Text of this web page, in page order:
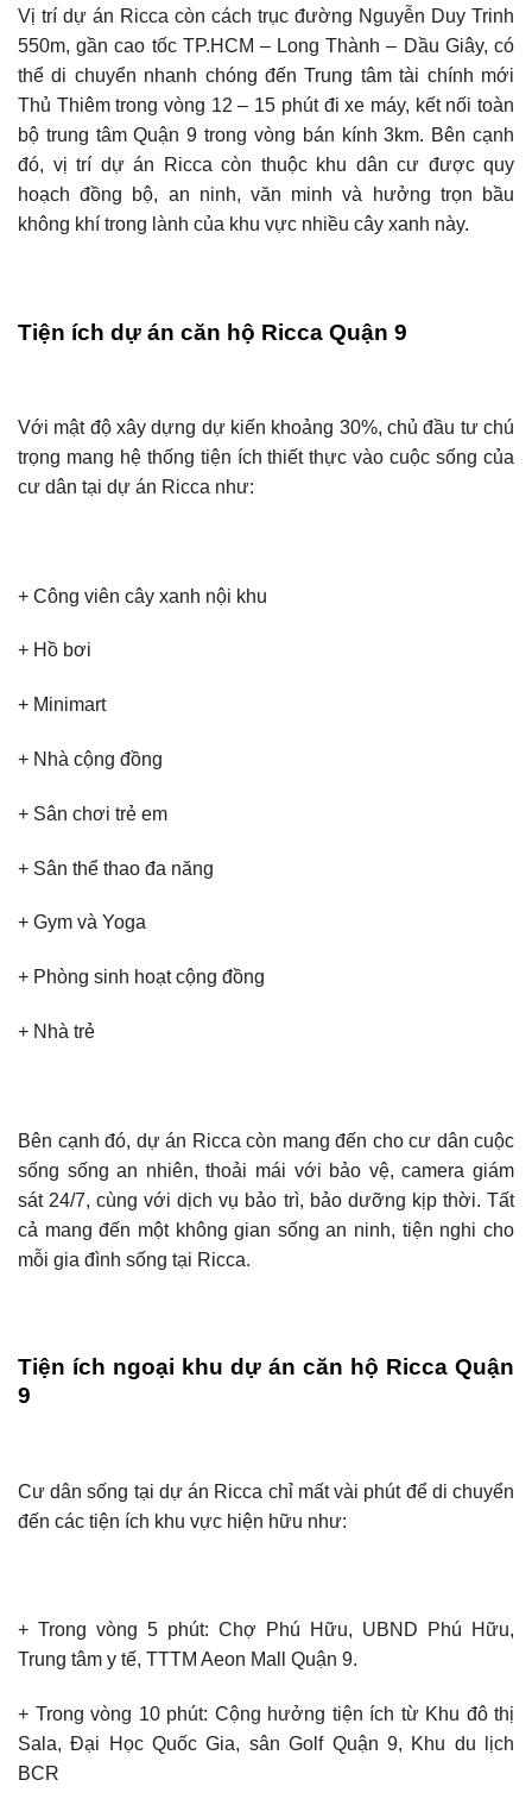
Vị trí dự án Ricca còn cách trục đường Nguyễn Duy Trinh
550m, gần cao tốc TP.HCM – Long Thành – Dầu Giây, có
thể di chuyển nhanh chóng đến Trung tâm tài chính mới
Thủ Thiêm trong vòng 12 – 15 phút đi xe máy, kết nối toàn
bộ trung tâm Quận 9 trong vòng bán kính 3km. Bên cạnh
đó, vị trí dự án Ricca còn thuộc khu dân cư được quy
hoạch đồng bộ, an ninh, văn minh và hưởng trọn bầu
không khí trong lành của khu vực nhiều cây xanh này.
Tiện ích dự án căn hộ Ricca Quận 9
Với mật độ xây dựng dự kiến khoảng 30%, chủ đầu tư chú
trọng mang hệ thống tiện ích thiết thực vào cuộc sống của
cư dân tại dự án Ricca như:
+ Công viên cây xanh nội khu
+ Hồ bơi
+ Minimart
+ Nhà cộng đồng
+ Sân chơi trẻ em
+ Sân thể thao đa năng
+ Gym và Yoga
+ Phòng sinh hoạt cộng đồng
+ Nhà trẻ
Bên cạnh đó, dự án Ricca còn mang đến cho cư dân cuộc
sống sống an nhiên, thoải mái với bảo vệ, camera giám
sát 24/7, cùng với dịch vụ bảo trì, bảo dưỡng kịp thời. Tất
cả mang đến một không gian sống an ninh, tiện nghi cho
mỗi gia đình sống tại Ricca.
Tiện ích ngoại khu dự án căn hộ Ricca Quận
9
Cư dân sống tại dự án Ricca chỉ mất vài phút để di chuyển
đến các tiện ích khu vực hiện hữu như:
+ Trong vòng 5 phút: Chợ Phú Hữu, UBND Phú Hữu,
Trung tâm y tế, TTTM Aeon Mall Quận 9.
+ Trong vòng 10 phút: Cộng hưởng tiện ích từ Khu đô thị
Sala, Đại Học Quốc Gia, sân Golf Quận 9, Khu du lịch
BCR